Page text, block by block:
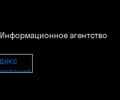
Информационное агентство